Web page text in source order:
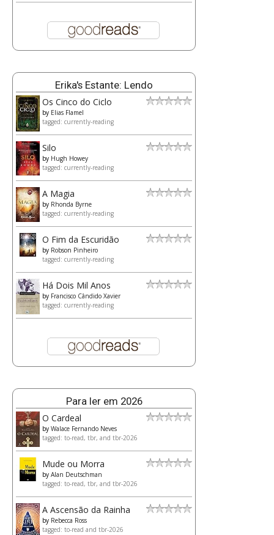
Erika's Estante: Lendo
Os Cinco do Ciclo
by Elias Flamel
tagged: currently-reading
Silo
by Hugh Howey
tagged: currently-reading
A Magia
by Rhonda Byrne
tagged: currently-reading
O Fim da Escuridão
by Robson Pinheiro
tagged: currently-reading
Há Dois Mil Anos
by Francisco Cândido Xavier
tagged: currently-reading
Para ler em 2026
O Cardeal
by Walace Fernando Neves
tagged: to-read, tbr, and tbr-2026
Mude ou Morra
by Alan Deutschman
tagged: to-read, tbr, and tbr-2026
A Ascensão da Rainha
by Rebecca Ross
tagged: to-read and tbr-2026